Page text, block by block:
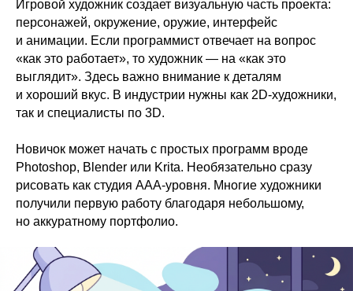
Игровой художник создает визуальную часть проекта:
персонажей, окружение, оружие, интерфейс
и анимации. Если программист отвечает на вопрос
«как это работает», то художник — на «как это
выглядит». Здесь важно внимание к деталям
и хороший вкус. В индустрии нужны как 2D-художники,
так и специалисты по 3D.
Новичок может начать с простых программ вроде
Photoshop, Blender или Krita. Необязательно сразу
рисовать как студия AAA-уровня. Многие художники
получили первую работу благодаря небольшому,
но аккуратному портфолио.